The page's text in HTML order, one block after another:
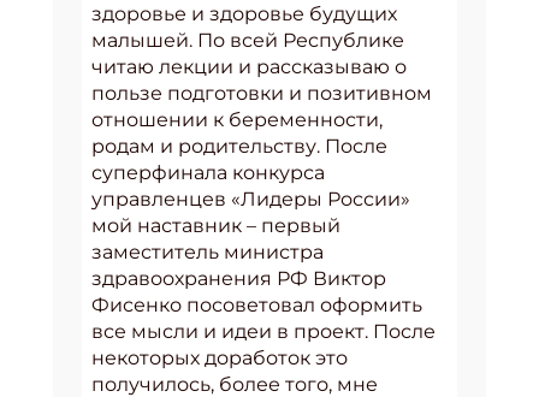
здоровье и здоровье будущих
малышей. По всей Республике
читаю лекции и рассказываю о
пользе подготовки и позитивном
отношении к беременности,
родам и родительству. После
суперфинала конкурса
управленцев «Лидеры России»
мой наставник – первый
заместитель министра
здравоохранения РФ Виктор
Фисенко посоветовал оформить
все мысли и идеи в проект. После
некоторых доработок это
получилось, более того, мне